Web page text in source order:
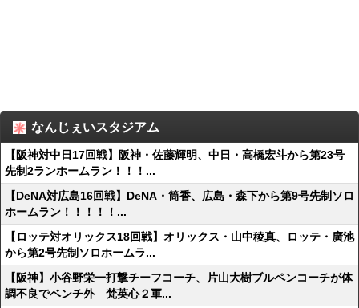
なんじぇいスタジアム
【阪神対中日17回戦】阪神・佐藤輝明、中日・高橋宏斗から第23号
先制2ランホームラン！！！...
【DeNA対広島16回戦】DeNA・筒香、広島・森下から第9号先制ソロ
ホームラン！！！！！...
【ロッテ対オリックス18回戦】オリックス・山中稜真、ロッテ・廣池
から第2号先制ソロホームラ...
【阪神】小谷野栄一打撃チーフコーチ、片山大樹ブルペンコーチが体
調不良でベンチ外 梵英心２軍...